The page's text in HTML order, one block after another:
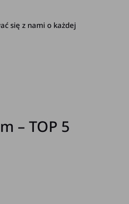
się z nami o każdej
– TOP 5